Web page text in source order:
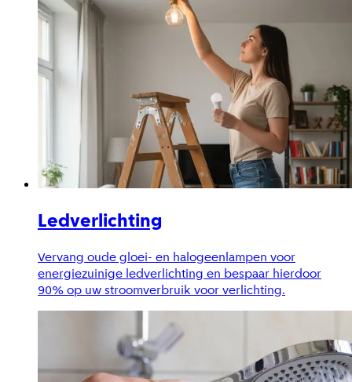
Ledverlichting
Vervang oude gloei- en halogeenlampen voor
energiezuinige ledverlichting en bespaar hierdoor
90% op uw stroomverbruik voor verlichting.